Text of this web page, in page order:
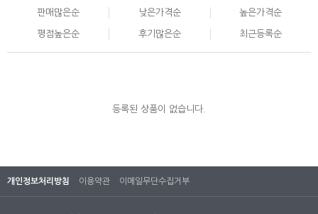
판매많은순 낮은가격순 높은가격순
평점높은순 후기많은순 최근등록순
등록된 상품이 없습니다.
개인정보처리방침 이용약관 이메일무단수집거부